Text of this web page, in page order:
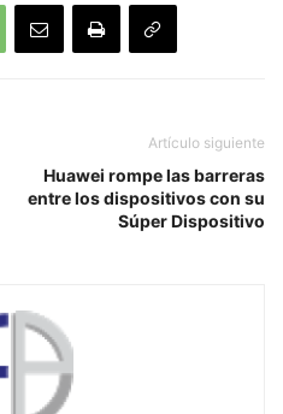
Artículo siguiente
Huawei rompe las barreras
entre los dispositivos con su
Súper Dispositivo